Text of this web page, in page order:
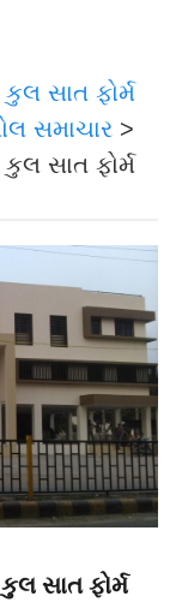
સાત ફોર્મ
સમાચાર >
સાત ફોર્મ
સાત ફોર્મ